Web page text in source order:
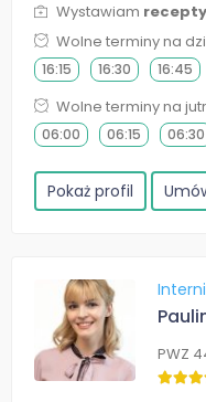
Wystawiam recepty
Wolne terminy na
16:15 16:30 16:45
Wolne terminy na
06:00 06:15 06:30
Pokaż profil
PWZ